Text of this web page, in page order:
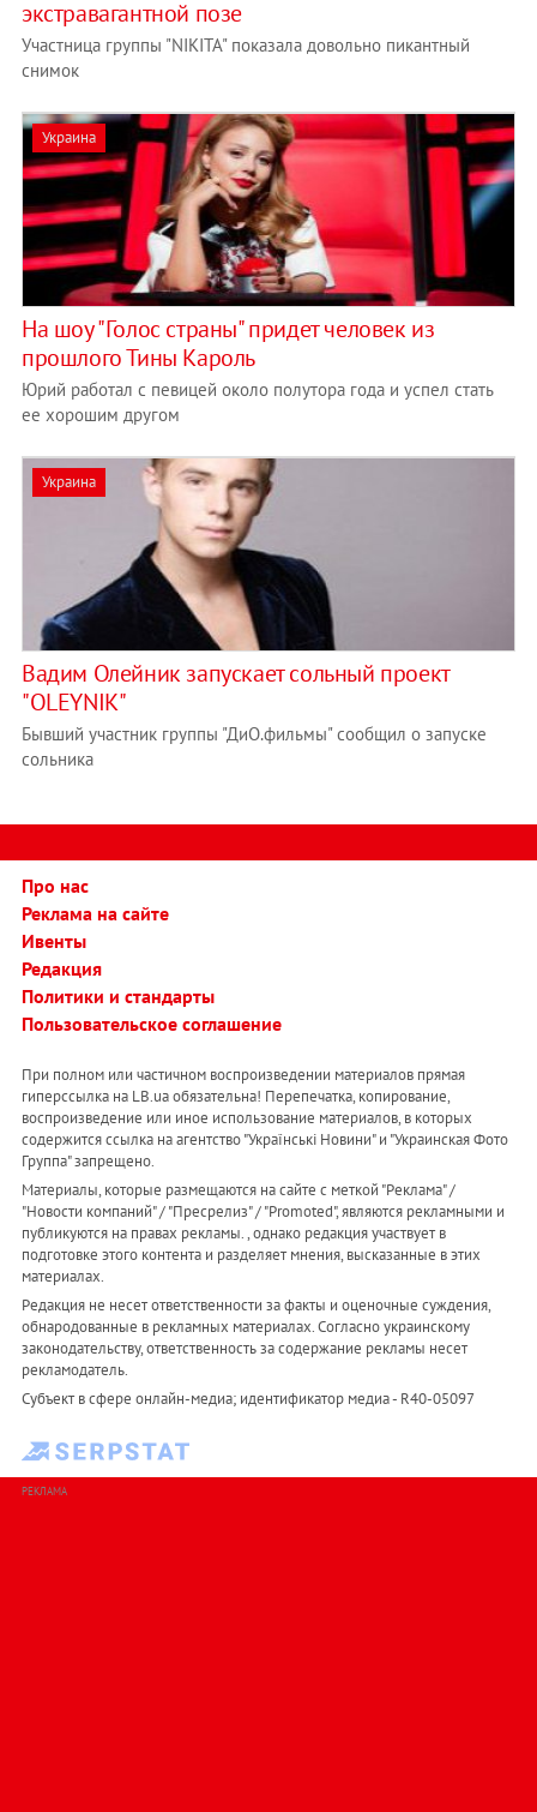
экстравагантной позе
Участница группы "NIKITA" показала довольно пикантный
снимок
Украина
На шоу "Голос страны" придет человек из
прошлого Тины Кароль
Юрий работал с певицей около полутора года и успел стать
ее хорошим другом
Украина
Вадим Олейник запускает сольный проект
"OLEYNIK"
Бывший участник группы "ДиО.фильмы" сообщил о запуске
сольника
Про нас
Реклама на сайте
Ивенты
Редакция
Политики и стандарты
Пользовательское соглашение
При полном или частичном воспроизведении материалов прямая
гиперссылка на LB.ua обязательна! Перепечатка, копирование,
воспроизведение или иное использование материалов, в которых
содержится ссылка на агентство "Українськi Новини" и "Украинская Фото
Группа" запрещено.
Материалы, которые размещаются на сайте с меткой "Реклама" /
"Новости компаний" / "Пресрелиз" / "Promoted", являются рекламными и
публикуются на правах рекламы. , однако редакция участвует в
подготовке этого контента и разделяет мнения, высказанные в этих
материалах.
Редакция не несет ответственности за факты и оценочные суждения,
обнародованные в рекламных материалах. Согласно украинскому
законодательству, ответственность за содержание рекламы несет
рекламодатель.
Субъект в сфере онлайн-медиа; идентификатор медиа - R40-05097
РЕКЛАМА